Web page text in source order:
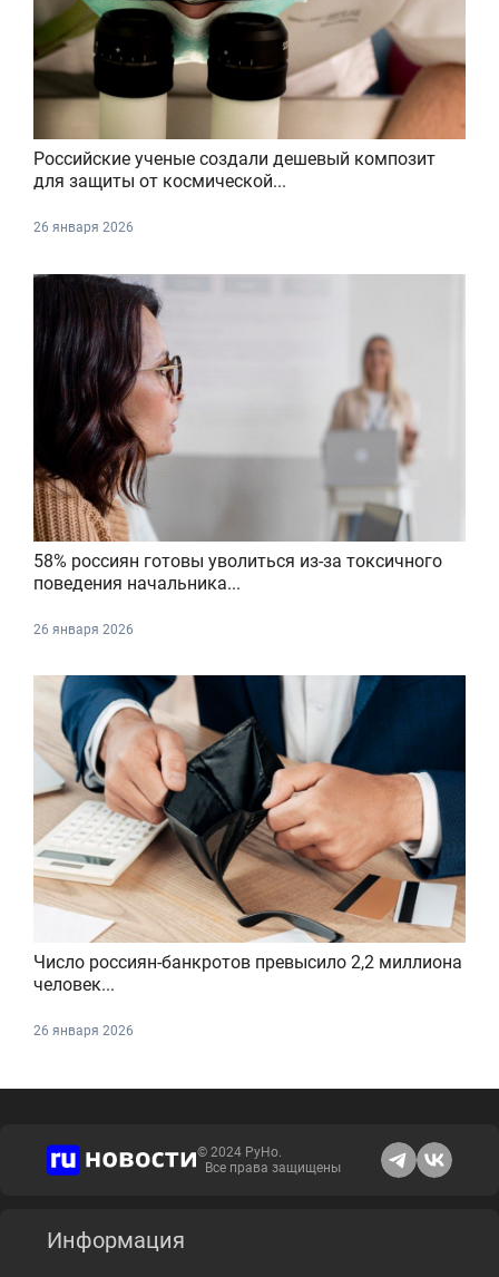
Российские ученые создали дешевый композит
для защиты от космической...
26 января 2026
58% россиян готовы уволиться из-за токсичного
поведения начальника...
26 января 2026
Число россиян-банкротов превысило 2,2 миллиона
человек...
26 января 2026
© 2024 РуНо.
Все права защищены
Информация